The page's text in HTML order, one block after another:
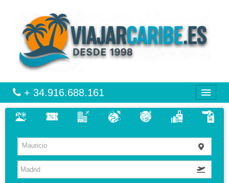
+ 34.916.688.161
VIAJES
VUELO + HOTEL
Mauricio